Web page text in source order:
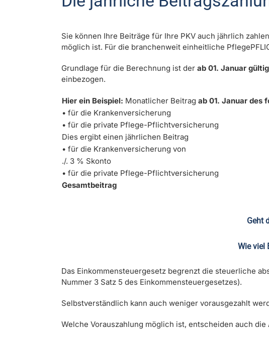
Sie können Ihre Beiträge für Ihre PKV auch jährlich
möglich ist. Für die branchenweit einheitliche
Grundlage für die Berechnung ist der ab 01. Januar
einbezogen.
Hier ein Beispiel: Monatlicher Beitrag ab 01. Januar des
• für die Krankenversicherung
• für die private Pflege-Pflichtversicherung
Dies ergibt einen jährlichen Beitrag
• für die Krankenversicherung von
./. 3 % Skonto
• für die private Pflege-Pflichtversicherung
Gesamtbeitrag
Geht
Wie viel
Das Einkommensteuergesetz begrenzt die steuerliche
Nummer 3 Satz 5 des Einkommensteuergesetzes).
Selbstverständlich kann auch weniger vorausgezahlt
Welche Vorauszahlung möglich ist, entscheiden auch